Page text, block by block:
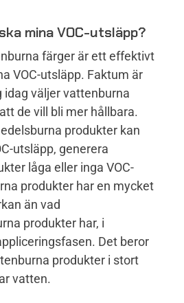
mina VOC-utsläpp?
färger är ett effektivt
VOC-utsläpp. Faktum är
väljer vattenburna
de vill bli mer hållbara.
produkter kan
utsläpp, generera
låga eller inga VOC-
produkter har en mycket
än vad
produkter har, i
Det beror
produkter i stort
vatten.